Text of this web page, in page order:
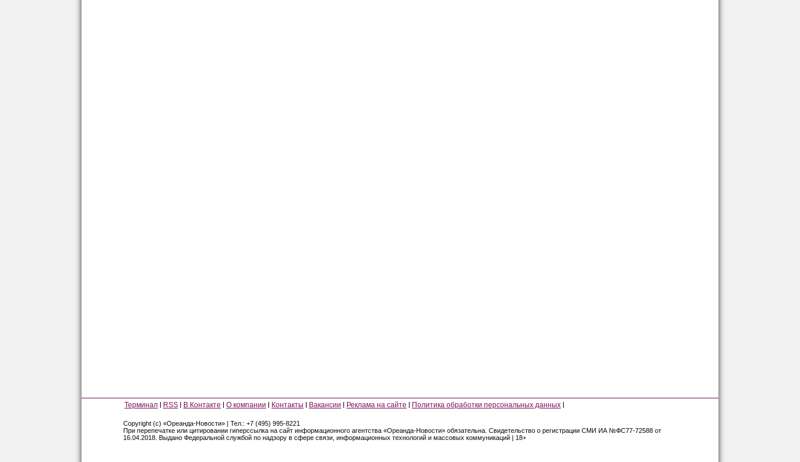
Терминал RSS В Контакте О компании Контакты Вакансии Реклама на сайте Политика обработки персональных данных
Copyright (c) «Ореанда-Новости» | Тел.: +7 (495) 995-8221
При перепечатке или цитировании гиперссылка на сайт информационного агентства «Ореанда-Новости» обязательна. Свидетельство о регистрации СМИ ИА №ФС77-72588 от
16.04.2018. Выдано Федеральной службой по надзору в сфере связи, информационных технологий и массовых коммуникаций | 18+